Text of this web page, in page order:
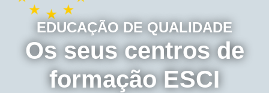
EDUCAÇÃO DE QUALIDADE
Os seus centros de
formação ESCI